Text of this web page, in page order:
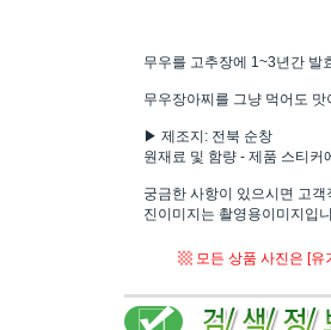
무우를 고추장에 1~3년간 발
무우장아찌를 그냥 먹어도
▶ 제조지: 전북 순창
원재료 및 함량 - 제품 스티커
궁금한 사항이 있으시면 고
진이미지는 촬영용이미지입
▩ 모든 상품 사진은 [유